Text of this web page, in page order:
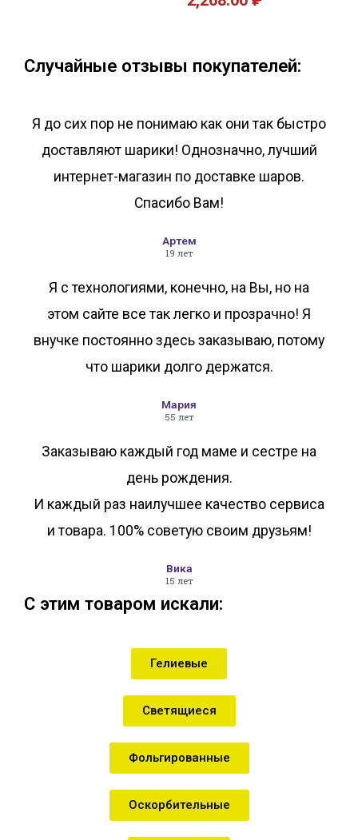
Случайные отзывы покупателей:
Я до сих пор не понимаю как они так быстро
доставляют шарики! Однозначно, лучший
интернет-магазин по доставке шаров.
Спасибо Вам!
Артем
19 лет
Я с технологиями, конечно, на Вы, но на
этом сайте все так легко и прозрачно! Я
внучке постоянно здесь заказываю, потому
что шарики долго держатся.
Мария
55 лет
Заказываю каждый год маме и сестре на
день рождения.
И каждый раз наилучшее качество сервиса
и товара. 100% советую своим друзьям!
Вика
15 лет
С этим товаром искали:
Гелиевые
Светящиеся
Фольгированные
Оскорбительные